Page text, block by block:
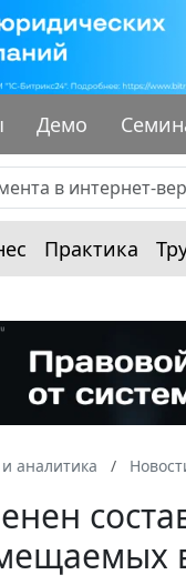
Демо
Практика
аналитика